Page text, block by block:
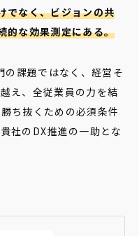
でなく、ビジョンの共
的な効果測定にある。
課題ではなく、経営そ
え、全従業員の力を結
ち抜くための必須条件
社のDX推進の一助とな